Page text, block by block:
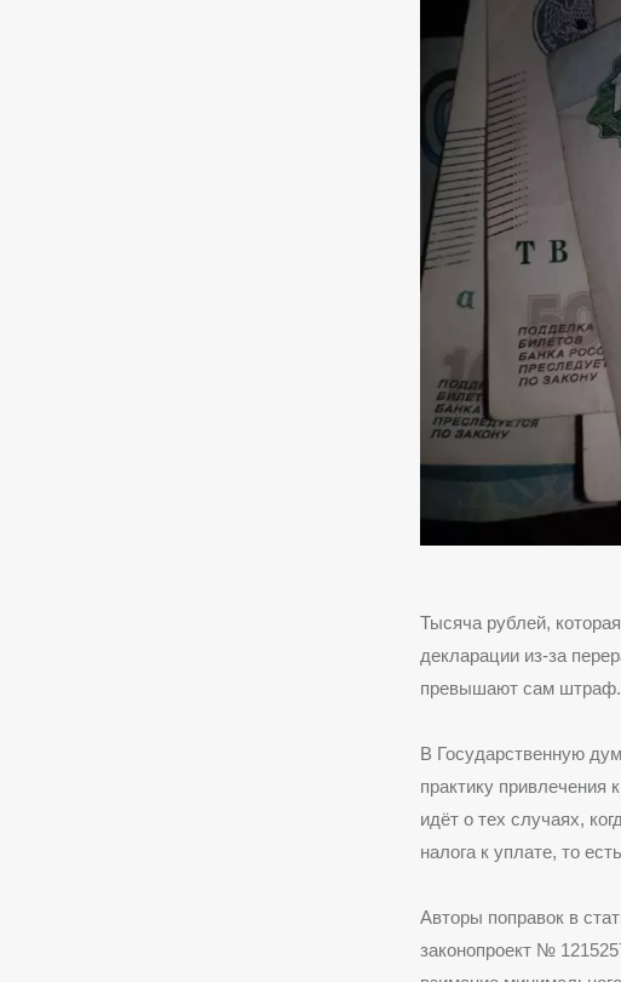
Тысяча рублей,
декларации из-за
превышают сам штраф.
В Государственную
практику привлечения
идёт о тех случаях,
налога к уплате, то
Авторы поправок в
законопроект №